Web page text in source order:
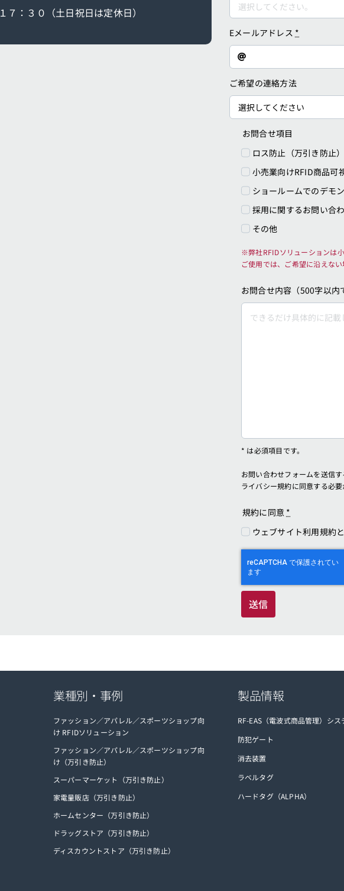
７：３０（土日祝日は定休日）
Eメールアドレス *
ご希望の連絡方法
お問合せ項目
ロス防止（万引き防止
小売業向けRFID商品
ショールームでのデモ
採用に関するお問い合
その他
※弊社RFIDソリューションは
ご使用では、ご希望に沿えな
お問合せ内容（500字以内
* は必須項目です。
お問い合わせフォームを送信
ライバシー規約に同意する必要
規約に同意 *
ウェブサイト利用規約
送信
業種別・事例
ファッション／アパレル／スポーツショップ向
け RFIDソリューション
ファッション／アパレル／スポーツショップ向
け（万引き防止）
スーパーマーケット（万引き防止）
家電量販店（万引き防止）
ホームセンター（万引き防止）
ドラッグストア（万引き防止）
ディスカウントストア（万引き防止）
製品情報
RF-EAS（電波式商品管理）シス
防犯ゲート
消去装置
ラベルタグ
ハードタグ（ALPHA）